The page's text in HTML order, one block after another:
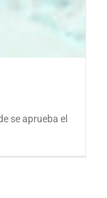
se aprueba el